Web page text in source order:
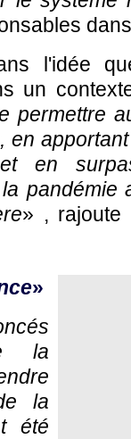
l'idée
un
permettre
en
pandémie
» , rajoute
»
la
la
été